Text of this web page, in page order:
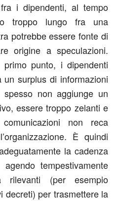
i dipendenti, al tempo
troppo lungo fra una
potrebbe essere fonte di
origine a speculazioni.
punto, i dipendenti
surplus di informazioni
non aggiunge un
essere troppo zelanti e
non reca
È quindi
la cadenza
tempestivamente
(per esempio
decreti) per trasmettere la